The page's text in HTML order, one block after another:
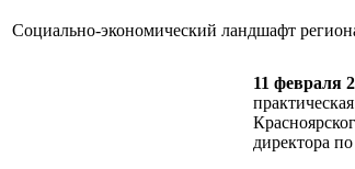
Социально-экономический ландшафт
11 февраля
директора